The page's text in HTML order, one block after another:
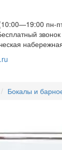
пн-
Бокалы и